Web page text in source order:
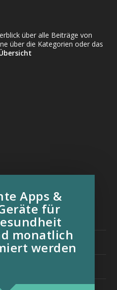
über alle Beiträge von
über die Kategorien oder das
e.V.
Kranke
Apps &
für
monatlich
werden